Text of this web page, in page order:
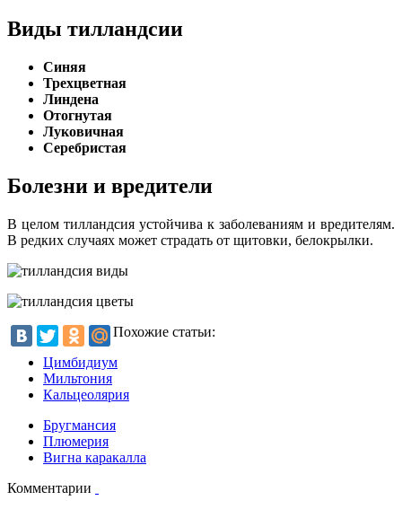
Виды тилландсии
Синяя
Трехцветная
Линдена
Отогнутая
Луковичная
Серебристая
Болезни и вредители
В целом тилландсия устойчива к заболеваниям и вредителям.
В редких случаях может страдать от щитовки, белокрылки.
Похожие статьи:
Цимбидиум
Мильтония
Кальцеолярия
Бругмансия
Плюмерия
Вигна каракалла
Комментарии